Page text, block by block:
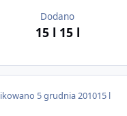
Dodano
15 l 15 l
5 grudnia 201015 l